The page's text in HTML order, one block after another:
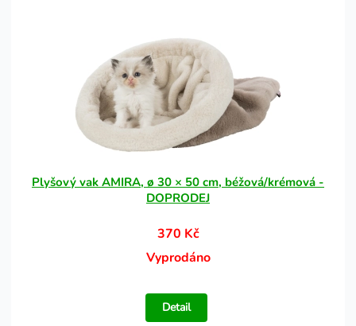
Plyšový vak AMIRA, ø 30 × 50 cm, béžová/krémová -
DOPRODEJ
370 Kč
Vyprodáno
Detail